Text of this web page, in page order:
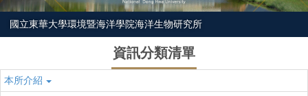
國立東華大學環境暨海洋學院海洋生物研究所
資訊分類清單
本所介紹